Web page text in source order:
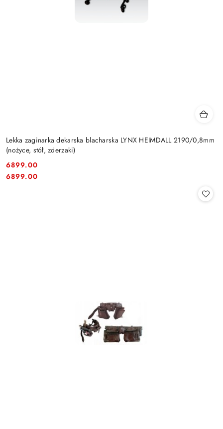
Lekka zaginarka dekarska blacharska LYNX HEIMDALL 2190/0,8mm
(nożyce, stół, zderzaki)
Cena:
6899.00
Cena:
6899.00